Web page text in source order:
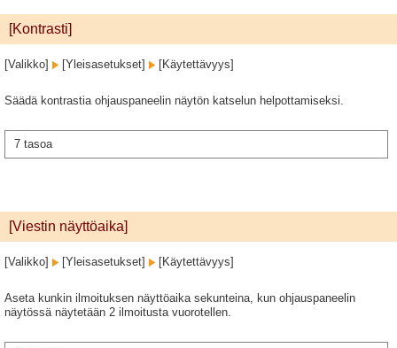
[Kontrasti]
[Valikko] [Yleisasetukset] [Käytettävyys]
Säädä kontrastia ohjauspaneelin näytön katselun helpottamiseksi.
7 tasoa
[Viestin näyttöaika]
[Valikko] [Yleisasetukset] [Käytettävyys]
Aseta kunkin ilmoituksen näyttöaika sekunteina, kun ohjauspaneelin
näytössä näytetään 2 ilmoitusta vuorotellen.